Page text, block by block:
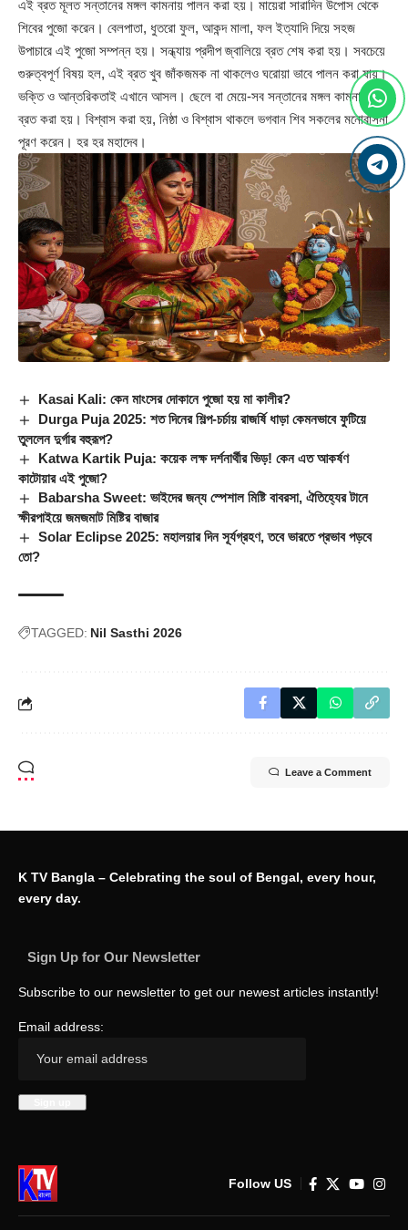
এই ব্রত মূলত সন্তানের মঙ্গল কামনায় পালন করা হয়। মায়েরা সারাদিন উপোস থেকে
শিবের পুজো করেন। বেলপাতা, ধুতরো ফুল, আকন্দ মালা, ফল ইত্যাদি দিয়ে সহজ
উপাচারে এই পুজো সম্পন্ন হয়। সন্ধ্যায় প্রদীপ জ্বালিয়ে ব্রত শেষ করা হয়। সবচেয়ে
গুরুত্বপূর্ণ বিষয় হল, এই ব্রত খুব জাঁকজমক না থাকলেও ঘরোয়া ভাবে পালন করা যায়।
ভক্তি ও আন্তরিকতাই এখানে আসল। ছেলে বা মেয়ে-সব সন্তানের মঙ্গল কামনায় এই
ব্রত করা হয়। বিশ্বাস করা হয়, নিষ্ঠা ও বিশ্বাস থাকলে ভগবান শিব সকলের মনোবাসনা
পূরণ করেন। হর হর মহাদেব।
Kasai Kali: কেন মাংসের দোকানে পুজো হয় মা কালীর?
Durga Puja 2025: শত দিনের শিল্প-চর্চায় রাজর্ষি ধাড়া কেমনভাবে ফুটিয়ে
তুললেন দুর্গার বহুরূপ?
Katwa Kartik Puja: কয়েক লক্ষ দর্শনার্থীর ভিড়! কেন এত আকর্ষণ
কাটোয়ার এই পুজো?
Babarsha Sweet: ভাইদের জন্য স্পেশাল মিষ্টি বাবরসা, ঐতিহ্যের টানে
ক্ষীরপাইয়ে জমজমাট মিষ্টির বাজার
Solar Eclipse 2025: মহালয়ার দিন সূর্যগ্রহণ, তবে ভারতে প্রভাব পড়বে
তো?
TAGGED: Nil Sasthi 2026
Leave a Comment
K TV Bangla – Celebrating the soul of Bengal, every hour,
every day.
Sign Up for Our Newsletter
Subscribe to our newsletter to get our newest articles instantly!
Email address:
Follow US